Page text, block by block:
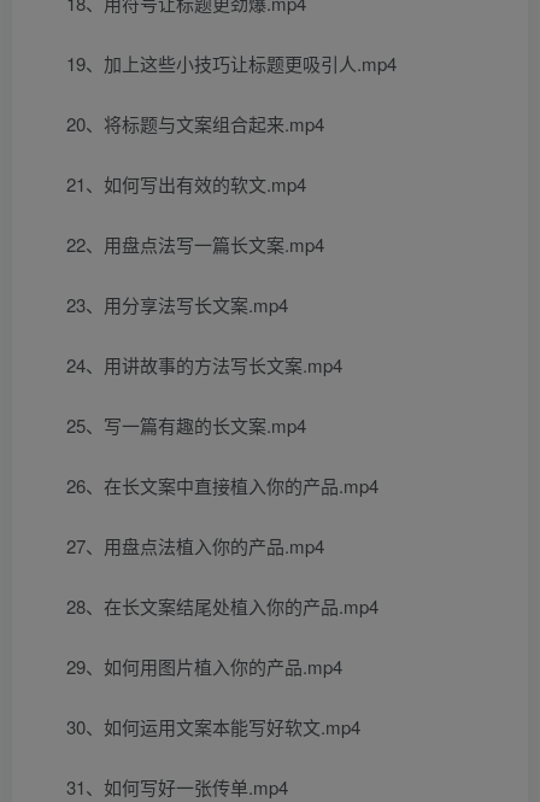
19、加上这些小技巧让标题更吸引人.mp4
20、将标题与文案组合起来.mp4
21、如何写出有效的软文.mp4
22、用盘点法写一篇长文案.mp4
23、用分享法写长文案.mp4
24、用讲故事的方法写长文案.mp4
25、写一篇有趣的长文案.mp4
26、在长文案中直接植入你的产品.mp4
27、用盘点法植入你的产品.mp4
28、在长文案结尾处植入你的产品.mp4
29、如何用图片植入你的产品.mp4
30、如何运用文案本能写好软文.mp4
31、如何写好一张传单.mp4